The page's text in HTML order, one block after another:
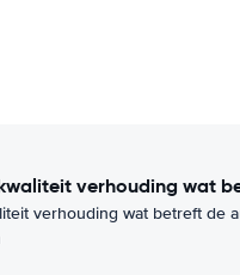
verhouding wat
verhouding wat betreft de